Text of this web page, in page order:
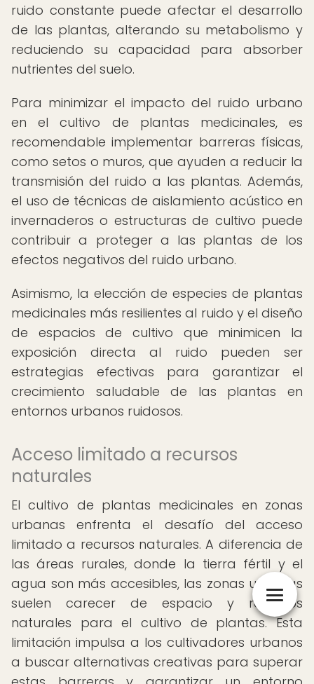
ruido constante puede afectar el desarrollo
de las plantas, alterando su metabolismo y
reduciendo su capacidad para absorber
nutrientes del suelo.
Para minimizar el impacto del ruido urbano
en el cultivo de plantas medicinales, es
recomendable implementar barreras físicas,
como setos o muros, que ayuden a reducir la
transmisión del ruido a las plantas. Además,
el uso de técnicas de aislamiento acústico en
invernaderos o estructuras de cultivo puede
contribuir a proteger a las plantas de los
efectos negativos del ruido urbano.
Asimismo, la elección de especies de plantas
medicinales más resilientes al ruido y el diseño
de espacios de cultivo que minimicen la
exposición directa al ruido pueden ser
estrategias efectivas para garantizar el
crecimiento saludable de las plantas en
entornos urbanos ruidosos.
Acceso limitado a recursos
naturales
El cultivo de plantas medicinales en zonas
urbanas enfrenta el desafío del acceso
limitado a recursos naturales. A diferencia de
las áreas rurales, donde la tierra fértil y el
agua son más accesibles, las zonas urbanas
suelen carecer de espacio y recursos
naturales para el cultivo de plantas. Esta
limitación impulsa a los cultivadores urbanos
a buscar alternativas creativas para superar